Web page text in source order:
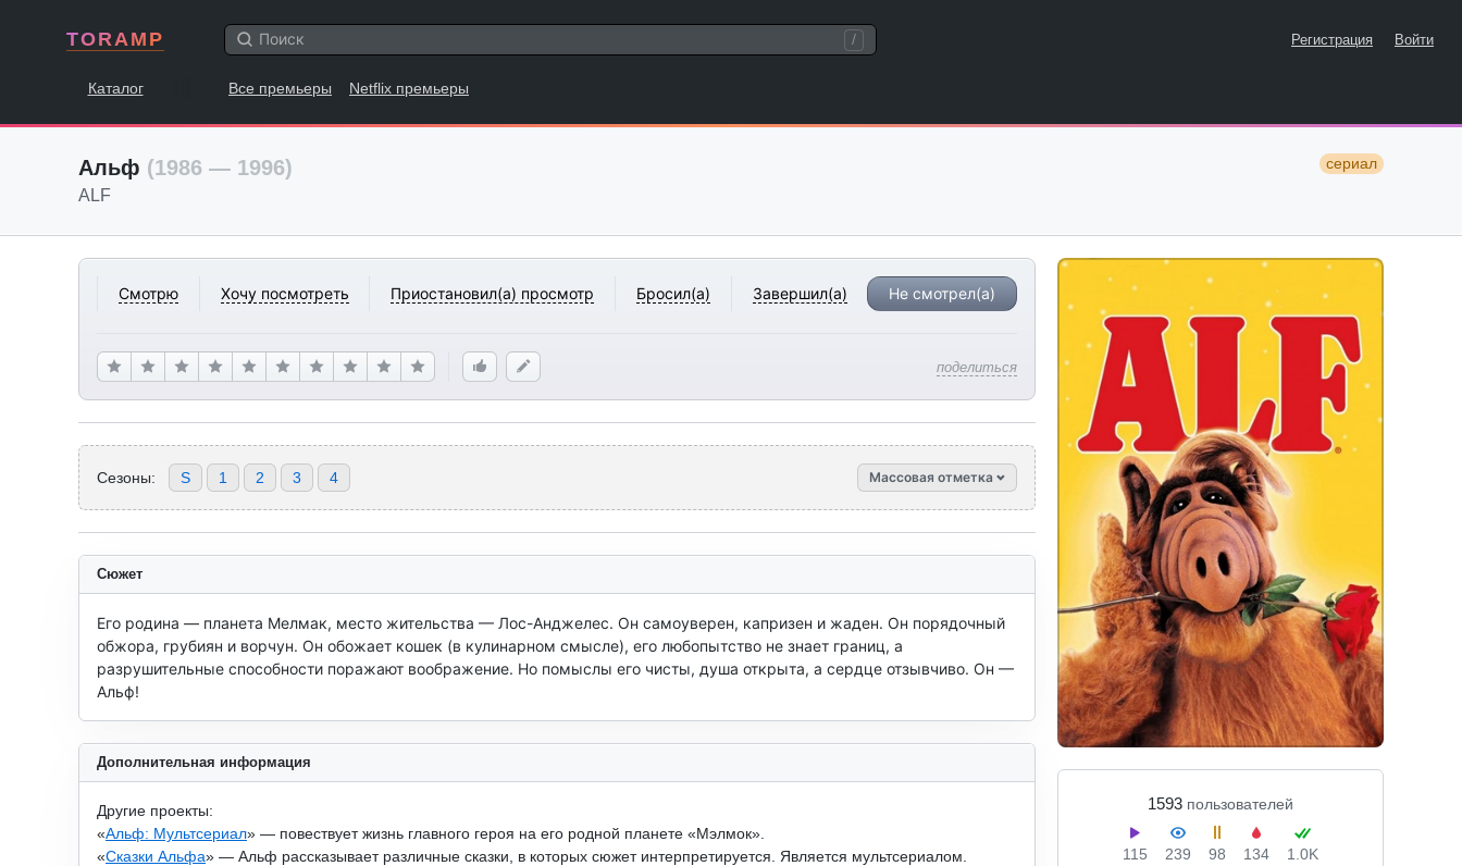
TORAMP / Регистрация Войти
Каталог Все премьеры Netflix премьеры
Альф (1986 — 1996) сериал
ALF
Смотрю Хочу посмотреть Приостановил(а) просмотр Бросил(а) Завершил(а) Не смотрел(а)
поделиться
1593 пользователей
115 239 98 134 1.0K
Сезоны: S 1 2 3 4 Массовая отметка
Сюжет
Его родина — планета Мелмак, место жительства — Лос-Анджелес. Он самоуверен, капризен и жаден. Он порядочный
обжора, грубиян и ворчун. Он обожает кошек (в кулинарном смысле), его любопытство не знает границ, а
разрушительные способности поражают воображение. Но помыслы его чисты, душа открыта, а сердце отзывчиво. Он —
Альф!
Дополнительная информация
Другие проекты:
«Альф: Мультсериал» — повествует жизнь главного героя на его родной планете «Мэлмок».
«Сказки Альфа» — Альф рассказывает различные сказки, в которых сюжет интерпретируется. Является мультсериалом.